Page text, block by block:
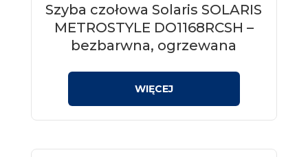
Szyba czołowa Solaris SOLARIS
METROSTYLE DO1168RCSH –
bezbarwna, ogrzewana